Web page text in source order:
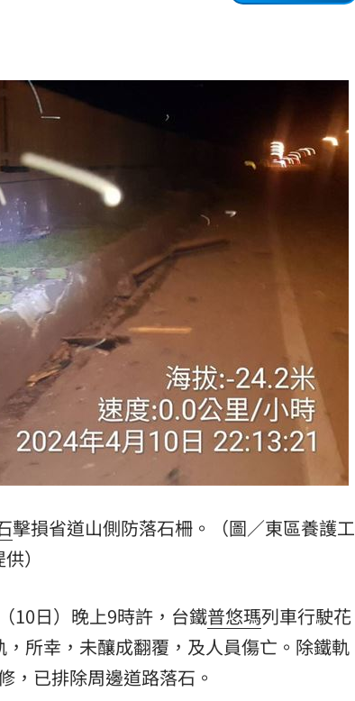
擊損省道山側防落石柵。（圖／東區養護工
）
10日）晚上9時許，台鐵普悠瑪列車行駛花
所幸，未釀成翻覆，及人員傷亡。除鐵軌
，已排除周邊道路落石。